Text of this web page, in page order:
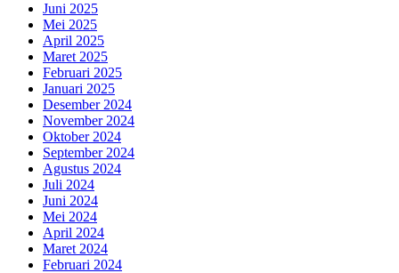
Juni 2025
Mei 2025
April 2025
Maret 2025
Februari 2025
Januari 2025
Desember 2024
November 2024
Oktober 2024
September 2024
Agustus 2024
Juli 2024
Juni 2024
Mei 2024
April 2024
Maret 2024
Februari 2024